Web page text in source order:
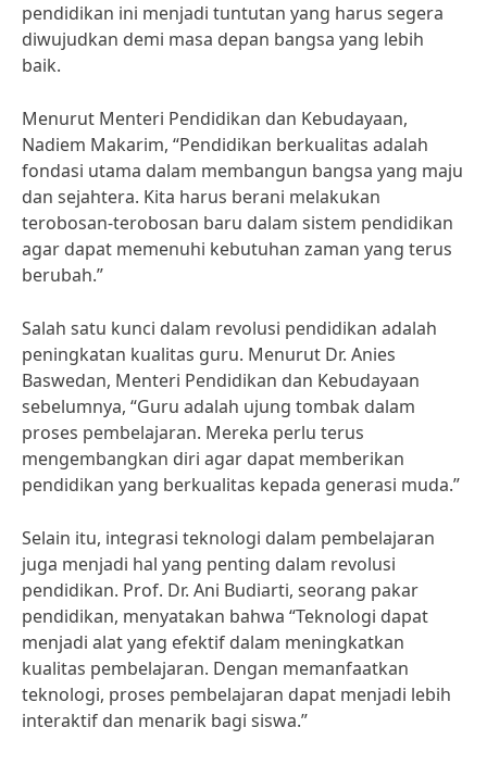
pendidikan ini menjadi tuntutan yang harus segera
diwujudkan demi masa depan bangsa yang lebih
baik.
Menurut Menteri Pendidikan dan Kebudayaan,
Nadiem Makarim, “Pendidikan berkualitas adalah
fondasi utama dalam membangun bangsa yang maju
dan sejahtera. Kita harus berani melakukan
terobosan-terobosan baru dalam sistem pendidikan
agar dapat memenuhi kebutuhan zaman yang terus
berubah.”
Salah satu kunci dalam revolusi pendidikan adalah
peningkatan kualitas guru. Menurut Dr. Anies
Baswedan, Menteri Pendidikan dan Kebudayaan
sebelumnya, “Guru adalah ujung tombak dalam
proses pembelajaran. Mereka perlu terus
mengembangkan diri agar dapat memberikan
pendidikan yang berkualitas kepada generasi muda.”
Selain itu, integrasi teknologi dalam pembelajaran
juga menjadi hal yang penting dalam revolusi
pendidikan. Prof. Dr. Ani Budiarti, seorang pakar
pendidikan, menyatakan bahwa “Teknologi dapat
menjadi alat yang efektif dalam meningkatkan
kualitas pembelajaran. Dengan memanfaatkan
teknologi, proses pembelajaran dapat menjadi lebih
interaktif dan menarik bagi siswa.”